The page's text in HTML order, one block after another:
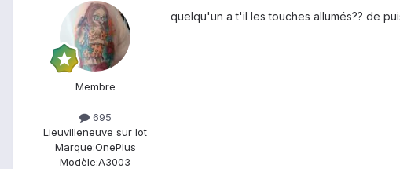
Membre
695
Lieuvilleneuve sur lot
Marque:OnePlus
Modèle:A3003
quelqu'un a t'il les touches allumés?? de